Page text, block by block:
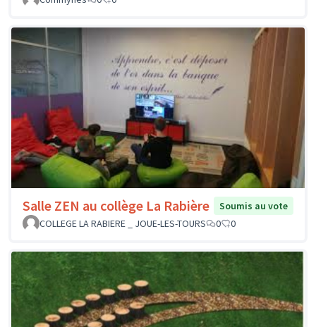
Salle ZEN au collège La Rabière
Soumis au vote
COLLEGE LA RABIERE _ JOUE-LES-TOURS
0 0